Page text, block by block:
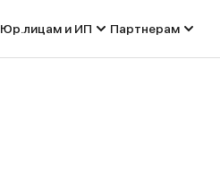
Юр.лицам и ИП Партнерам